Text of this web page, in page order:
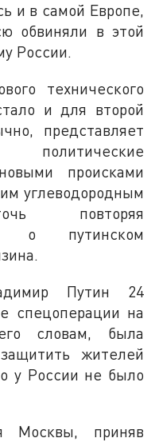
и в самой Европе,
обвиняли в этой
России.
технического
и для второй
представляет
происками
углеводородным
повторяя
о путинском
Путин 24
спецоперации на
словам, была
жителей
у России не было
Москвы, приняв